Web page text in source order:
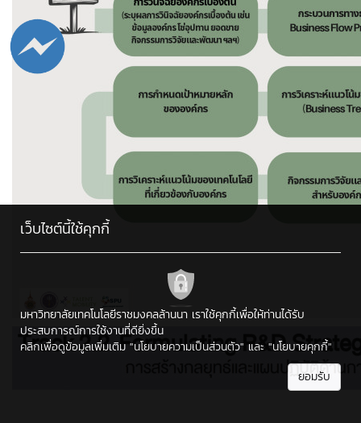
เว็บไซต์นี้ใช้คุกกี้
มหาวิทยาลัยเทคโนโลยีราชมงคลล้านนา เราใช้คุกกี้เพื่อให้ท่านได้รับ
ประสบการณ์การใช้งานที่ดียิ่งขึ้น
คลิกเพื่อดูข้อมูลเพิ่มเติม "นโยบายความเป็นส่วนตัว" และ "นโยบายคุกกี้"
ยอมรับ